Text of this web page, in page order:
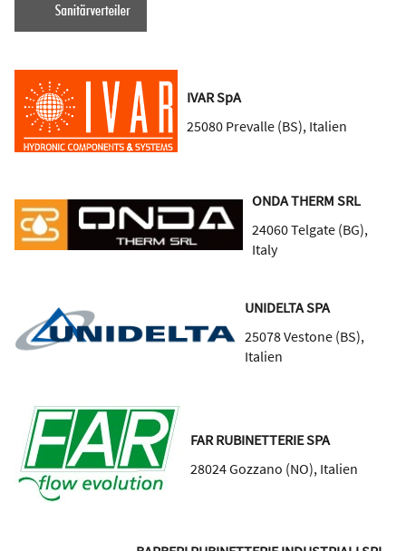
IVAR SpA
25080 Prevalle (BS), Italien
ONDA THERM SRL
24060Telgate (BG),
Italy
UNIDELTA SPA
25078Vestone (BS),
Italien
FAR RUBINETTERIE SPA
28024Gozzano (NO), Italien